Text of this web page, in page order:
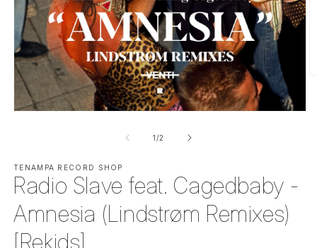
una
ventana
modal
1/de
2
TENAMPA RECORD SHOP
Radio Slave feat. Cagedbaby -
Amnesia (Lindstrøm Remixes)
[Rekids]